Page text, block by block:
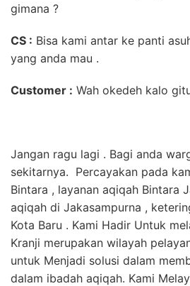
gimana ?
CS : Bisa kami antar ke panti
yang anda mau .
Customer : Wah okedeh kalo
Jangan ragu lagi . Bagi anda
sekitarnya. Percayakan pada
Bintara , layanan aqiqah Bintara
aqiqah di Jakasampurna ,
Kota Baru . Kami Hadir Untuk
Kranji merupakan wilayah
untuk Menjadi solusi dalam
dalam ibadah aqiqah. Kami